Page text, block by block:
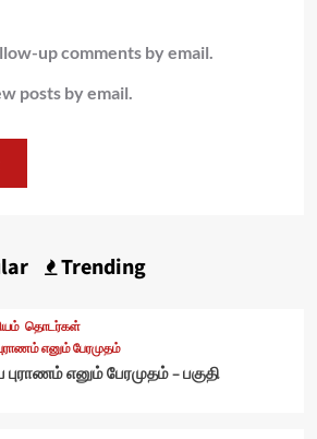
up comments by email.
posts by email.
Trending
தொடர்கள்
எனும் பேரமுதம்
புராணம் எனும் பேரமுதம் – பகுதி